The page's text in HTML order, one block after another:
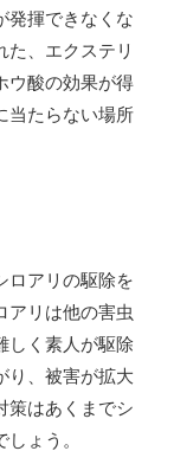
発揮できなくな
た、エクステリ
ウ酸の効果が得
当たらない場所
ロアリの駆除を
アリは他の害虫
しく素人が駆除
り、被害が拡大
策はあくまでシ
ょう。